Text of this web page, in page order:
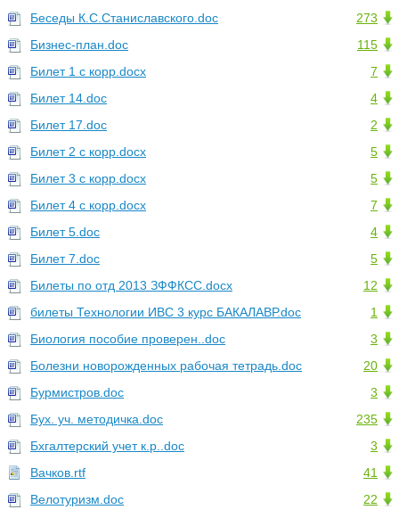
273
Беседы К.С.Станиславского.doc
115
Бизнес-план.doc
7
Билет 1 с корр.docx
4
Билет 14.doc
2
Билет 17.doc
5
Билет 2 с корр.docx
5
Билет 3 с корр.docx
7
Билет 4 с корр.docx
4
Билет 5.doc
5
Билет 7.doc
12
Билеты по отд 2013 ЗФФКСС.docx
1
билеты Технологии ИВС 3 курс БАКАЛАВР.doc
3
Биология пособие проверен..doc
20
Болезни новорожденных рабочая тетрадь.doc
3
Бурмистров.doc
235
Бух. уч. методичка.doc
3
Бхгалтерский учет к.р..doc
41
Вачков.rtf
22
Велотуризм.doc